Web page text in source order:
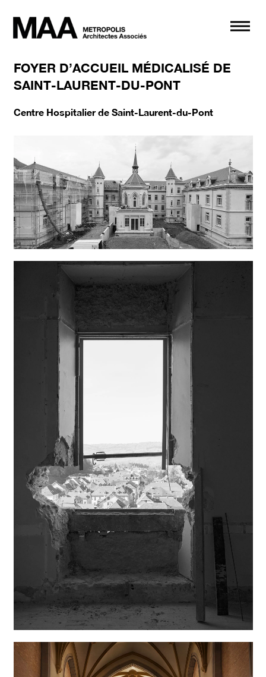
FOYER D’ACCUEIL MÉDICALISÉ DE
SAINT-LAURENT-DU-PONT
Centre Hospitalier de Saint-Laurent-du-Pont